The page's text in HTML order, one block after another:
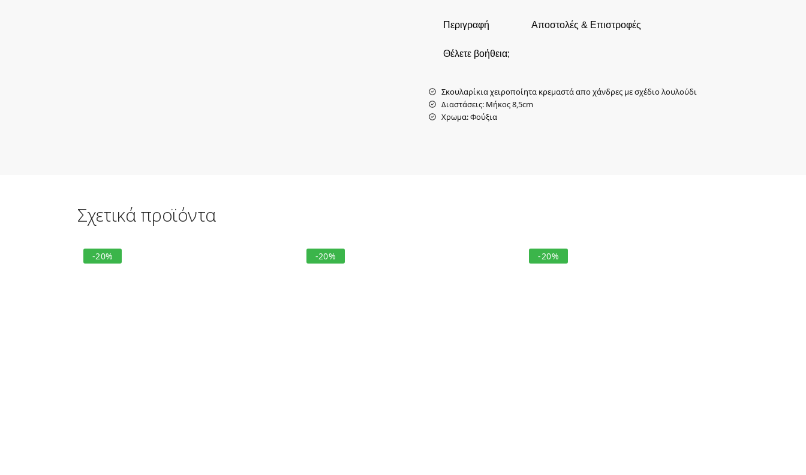
Περιγραφή Αποστολές & Επιστροφές
Θέλετε βοήθεια;
Σκουλαρίκια χειροποίητα κρεμαστά απο χάνδρες με σχέδιο λουλούδι
Διαστάσεις: Μήκος 8,5cm
Χρωμα: Φούξια
Σχετικά προϊόντα
-20% -20% -20%